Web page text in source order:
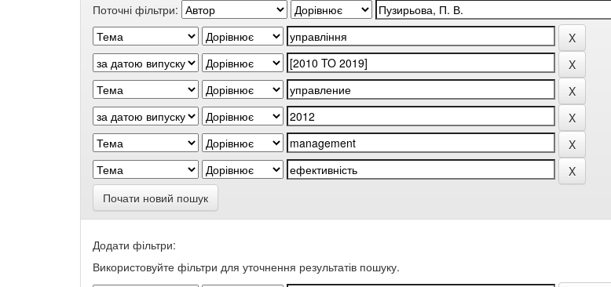
Поточні фільтри:
Почати новий пошук
Додати фільтри:
Використовуйте фільтри для уточнення результатів пошуку.